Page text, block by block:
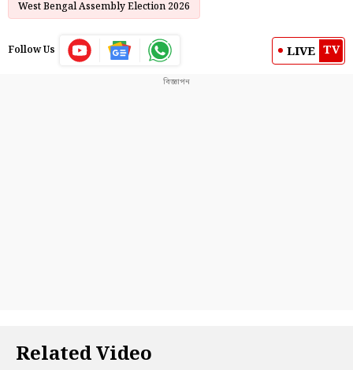
West Bengal Assembly Election 2026
Follow Us LIVE TV
Related Video